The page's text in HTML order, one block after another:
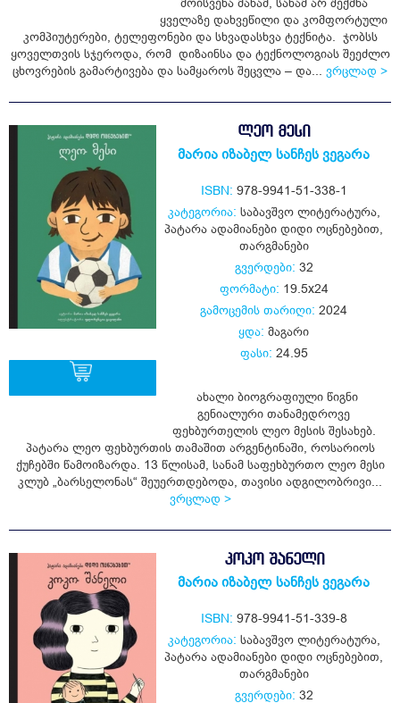
ყველაზე დახვეწილი და კომფორტული
კომპიუტერები, ტელეფონები და სხვადასხვა ტექნიტა. ჯობსს
ყოველთვის სჯეროდა, რომ დიზაინსა და ტექნოლოგიას შეეძლო
ცხოვრების გამარტივება და სამყაროს შეცვლა – და... ვრცლად >
ᲚᲔᲝ ᲛᲔᲡᲘ
მარია იზაბელ სანჩეს ვეგარა
ISBN: 978-9941-51-338-1
კატეგორია: საბავშვო ლიტერატურა,
პატარა ადამიანები დიდი ოცნებებით
თარგმანები
გვერდები: 32
ფორმატი: 19.5x24
გამოცემის თარიღი: 2024
ყდა: მაგარი
ფასი: 24.95
ახალი ბიოგრაფიული წიგნი
გენიალური თანამედროვე
ფეხბურთელის ლეო მესის შესახებ.
პატარა ლეო ფეხბურთის თამაშით არგენტინაში, როსარიოს
ქუჩებში წამოიზარდა. 13 წლისამ, სანამ საფეხბურთო ლეო მესი
კლუბ „ბარსელონას“ შეუერთდებოდა, თავისი ადგილობრივი...
ვრცლად >
ᲙᲝᲙᲝ ᲨᲐᲜᲔᲚᲘ
მარია იზაბელ სანჩეს ვეგარა
ISBN: 978-9941-51-339-8
კატეგორია: საბავშვო ლიტერატურა,
პატარა ადამიანები დიდი ოცნებებით
თარგმანები
გვერდები: 32